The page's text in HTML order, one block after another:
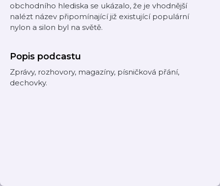
obchodního hlediska se ukázalo, že je vhodnější
nalézt název připomínající již existující populární
nylon a silon byl na světě.
Popis podcastu
Zprávy, rozhovory, magazíny, písničková přání,
dechovky.